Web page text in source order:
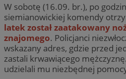
W sobotę (16.09. br.), po
siemianowickiej komendy
latek został zaatakowany
znajomego. Policjanci
wskazany adres, gdzie przed
zastali krwawiącego
udzielali mu niezbędnej